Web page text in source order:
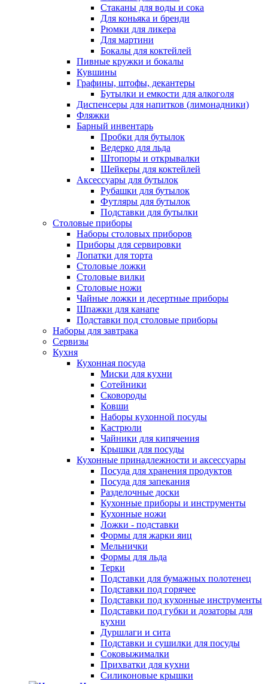
Стаканы для воды и сока
Для коньяка и бренди
Рюмки для ликера
Для мартини
Бокалы для коктейлей
Пивные кружки и бокалы
Кувшины
Графины, штофы, декантеры
Бутылки и емкости для алкоголя
Диспенсеры для напитков (лимонадники)
Фляжки
Барный инвентарь
Пробки для бутылок
Ведерко для льда
Штопоры и открывалки
Шейкеры для коктейлей
Аксессуары для бутылок
Рубашки для бутылок
Футляры для бутылок
Подставки для бутылки
Столовые приборы
Наборы столовых приборов
Приборы для сервировки
Лопатки для торта
Столовые ложки
Столовые вилки
Столовые ножи
Чайные ложки и десертные приборы
Шпажки для канапе
Подставки под столовые приборы
Наборы для завтрака
Сервизы
Кухня
Кухонная посуда
Миски для кухни
Сотейники
Сковороды
Ковши
Наборы кухонной посуды
Кастрюли
Чайники для кипячения
Крышки для посуды
Кухонные принадлежности и аксессуары
Посуда для хранения продуктов
Посуда для запекания
Разделочные доски
Кухонные приборы и инструменты
Кухонные ножи
Ложки - подставки
Формы для жарки яиц
Мельнички
Формы для льда
Терки
Подставки для бумажных полотенец
Подставки под горячее
Подставки под кухонные инструменты
Подставки под губки и дозаторы для
кухни
Дуршлаги и сита
Подставки и сушилки для посуды
Соковыжималки
Прихватки для кухни
Силиконовые крышки